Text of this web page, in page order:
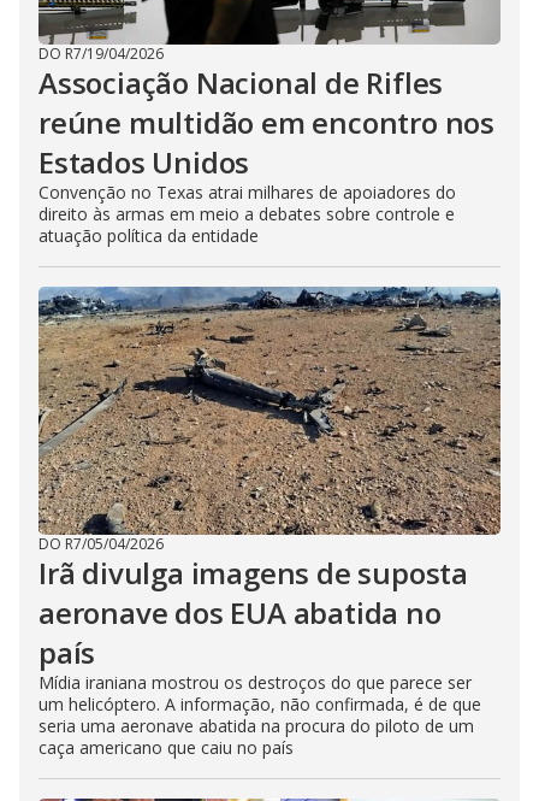
DO R7/19/04/2026
Associação Nacional de Rifles
reúne multidão em encontro nos
Estados Unidos
Convenção no Texas atrai milhares de apoiadores do
direito às armas em meio a debates sobre controle e
atuação política da entidade
DO R7/05/04/2026
Irã divulga imagens de suposta
aeronave dos EUA abatida no
país
Mídia iraniana mostrou os destroços do que parece ser
um helicóptero. A informação, não confirmada, é de que
seria uma aeronave abatida na procura do piloto de um
caça americano que caiu no país